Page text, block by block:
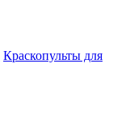
Краскопульты для